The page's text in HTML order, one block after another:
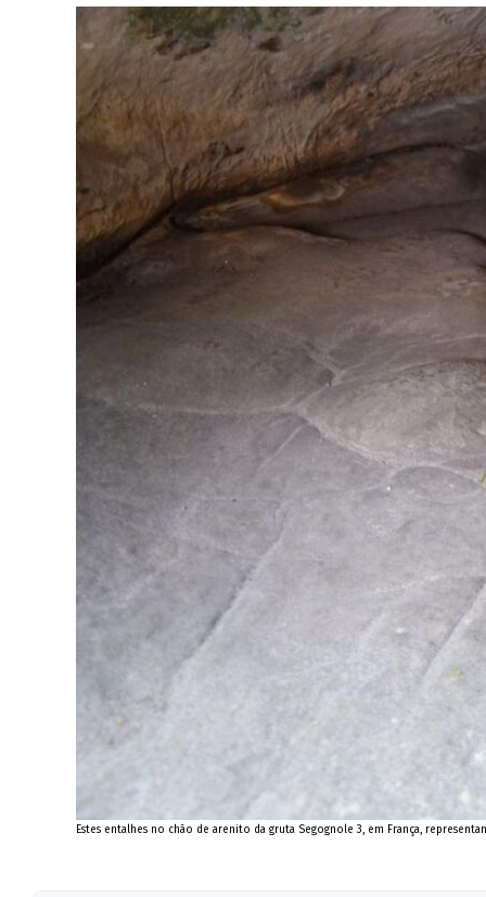
Estes entalhes no chão de arenito da gruta Segognole 3, em França,